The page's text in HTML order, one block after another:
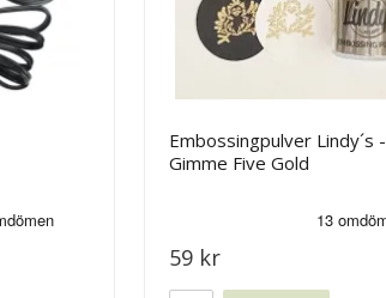
Embossingpulver Lindy´s -
Gimme Five Gold
59 kr